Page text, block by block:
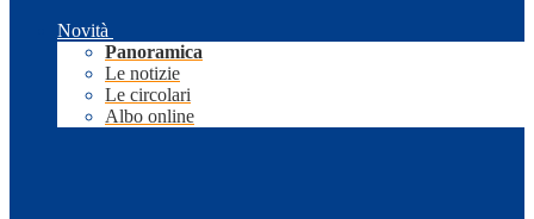
Novità
Panoramica
Le notizie
Le circolari
Albo online